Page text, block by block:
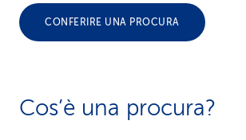
e
CONFERIRE UNA PROCURA
Cos’è una procura?